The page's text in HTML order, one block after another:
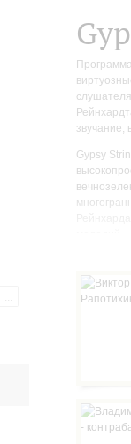
звучание,
Gypsy